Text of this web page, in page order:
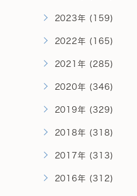
2023年 (159)
2022年 (165)
2021年 (285)
2020年 (346)
2019年 (329)
2018年 (318)
2017年 (313)
2016年 (312)